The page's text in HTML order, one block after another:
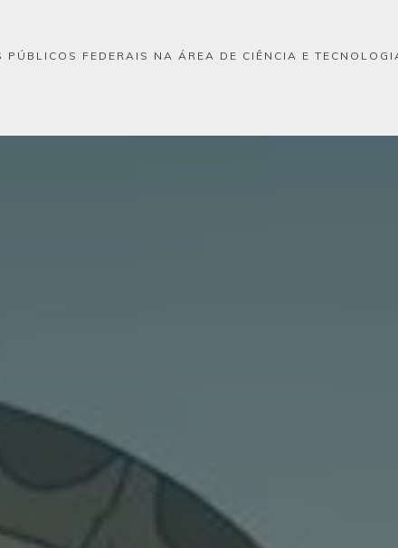
FEDERAIS NA ÁREA DE CIÊNCIA E